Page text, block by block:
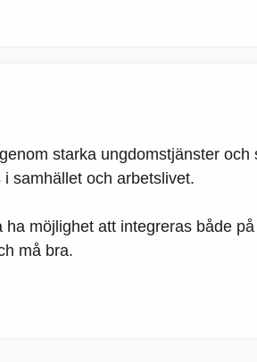
starka ungdomstjänster
samhället och arbetslivet.
möjlighet att integreras både
må bra.